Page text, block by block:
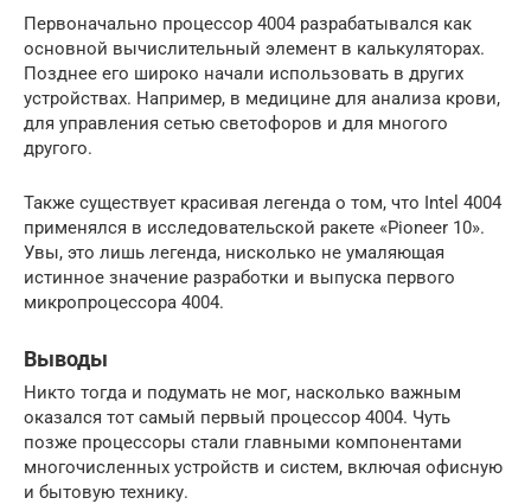
Первоначально процессор 4004 разрабатывался как
основной вычислительный элемент в калькуляторах.
Позднее его широко начали использовать в других
устройствах. Например, в медицине для анализа крови,
для управления сетью светофоров и для многого
другого.
Также существует красивая легенда о том, что Intel 4004
применялся в исследовательской ракете «Pioneer 10».
Увы, это лишь легенда, нисколько не умаляющая
истинное значение разработки и выпуска первого
микропроцессора 4004.
Выводы
Никто тогда и подумать не мог, насколько важным
оказался тот самый первый процессор 4004. Чуть
позже процессоры стали главными компонентами
многочисленных устройств и систем, включая офисную
и бытовую технику.